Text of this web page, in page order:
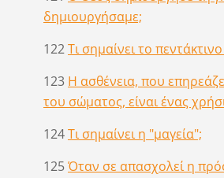
δημιουργήσαμε;
122Τι σημαίνει το
123 Η ασθένεια, που
του σώματος, είναι ένας
124Τι σημαίνει η "μαγεία";
125Όταν σε απασχολεί η